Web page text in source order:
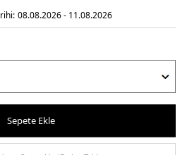
08.08.2026 - 11.08.2026
Sepete Ekle